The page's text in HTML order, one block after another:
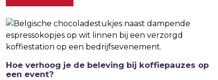
Hoe verhoog je de beleving bij koffiepauzes op
een event?